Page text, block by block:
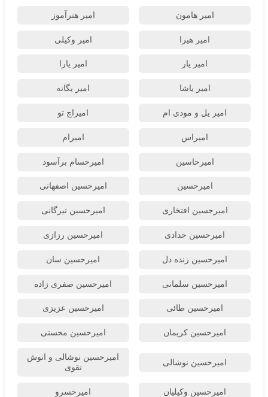
امیر هامون امیر هنرآموز
امیر هیرا امیر وکیلی
امیر یار امیر یارا
امیر یاشا امیر یگانه
امیر یل و مودی ام امیراچ تو
امیراس امیرام
امیرحاسین امیرحسام برآسود
امیرحسین امیرحسین اصفهانی
امیرحسین افتخاری امیرحسین تیرگانی
امیرحسین حدادی امیرحسین رزازی
امیرحسین زنده دل امیرحسین سان
امیرحسین سلمانی امیرحسین صفری زاده
امیرحسین طائی امیرحسین عزیزی
امیرحسین کریمان امیرحسین محسنی
امیرحسین نوشالی
امیرحسین نوشالی و انوش
تقوی
امیرحسین وکیلیان امیرخسرو